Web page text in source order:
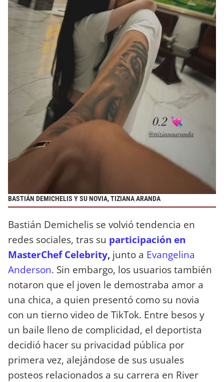
BASTIÁN DEMICHELIS Y SU NOVIA, TIZIANA ARANDA
Bastián Demichelis se volvió tendencia en
redes sociales, tras su participación en
MasterChef Celebrity, junto a Evangelina
Anderson. Sin embargo, los usuarios también
notaron que el joven le demostraba amor a
una chica, a quien presentó como su novia
con un tierno video de TikTok. Entre besos y
un baile lleno de complicidad, el deportista
decidió hacer su privacidad pública por
primera vez, alejándose de sus usuales
posteos relacionados a su carrera en River